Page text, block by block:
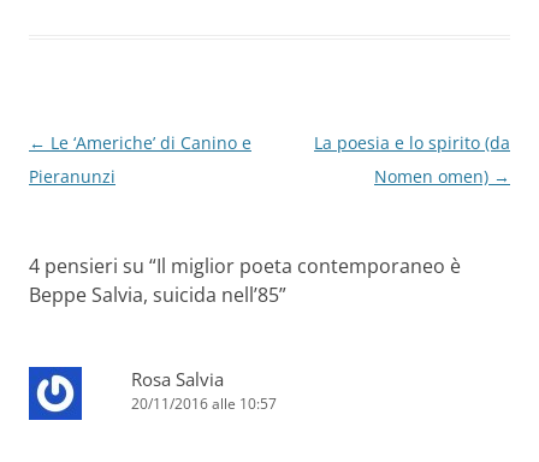
Navigazione
articolo
← Le ‘Americhe’ di Canino e
Pieranunzi
La poesia e lo spirito (da
Nomen omen) →
4 pensieri su “Il miglior poeta contemporaneo è
Beppe Salvia, suicida nell’85”
Rosa Salvia
20/11/2016 alle 10:57